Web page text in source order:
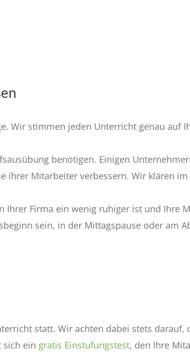
Wir stimmen jeden Unterricht genau auf
benötigen. Einigen
ihrer Mitarbeiter verbessern. Wir klären im
Ihrer Firma ein wenig ruhiger ist und Ihre
sein, in der Mittagspause oder am
statt. Wir achten dabei stets darauf,
sich ein gratis Einstufungstest, den Ihre